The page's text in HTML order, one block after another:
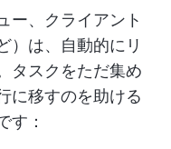
ー、クライアント
）は、自動的にリ
タスクをただ集め
に移すのを助ける
す：